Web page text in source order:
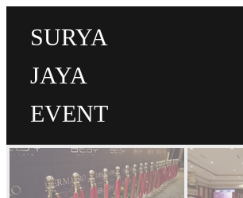
SURYA
JAYA
EVENT